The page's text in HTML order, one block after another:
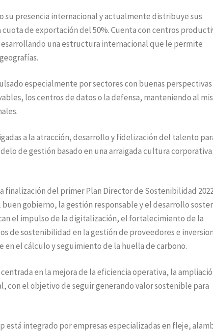
su presencia internacional y actualmente distribuye sus
de exportación del 50%. Cuenta con centros
una estructura internacional que le permite
especialmente por sectores con buenas
los centros de datos o la defensa, manteniendo al
a la atracción, desarrollo y fidelización del talento
de gestión basado en una arraigada cultura
finalización del primer Plan Director de Sostenibilidad
gobierno, la gestión responsable y el desarrollo
el impulso de la digitalización, el fortalecimiento de la
de sostenibilidad en la gestión de proveedores e
el cálculo y seguimiento de la huella de carbono.
en la mejora de la eficiencia operativa, la
con el objetivo de seguir generando valor sostenible para
está integrado por empresas especializadas en fleje,